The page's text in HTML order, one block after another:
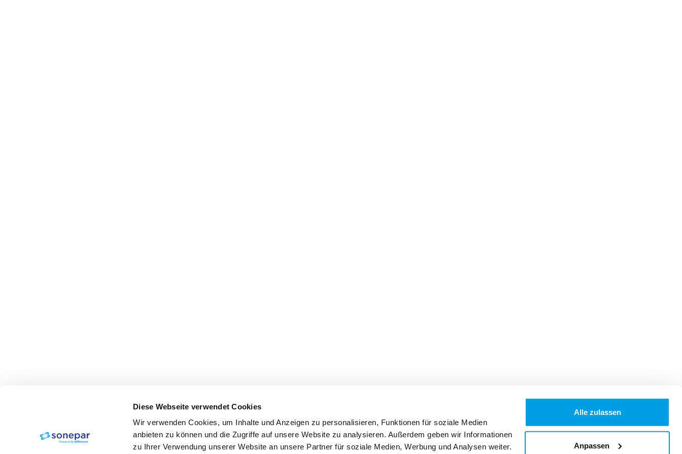
Diese Webseite verwendet Cookies
Wir verwenden Cookies, um Inhalte und Anzeigen zu personalisieren, Funktionen für soziale Medien
anbieten zu können und die Zugriffe auf unsere Website zu analysieren. Außerdem geben wir Informationen
zu Ihrer Verwendung unserer Website an unsere Partner für soziale Medien, Werbung und Analysen weiter.
Alle zulassen
Anpassen